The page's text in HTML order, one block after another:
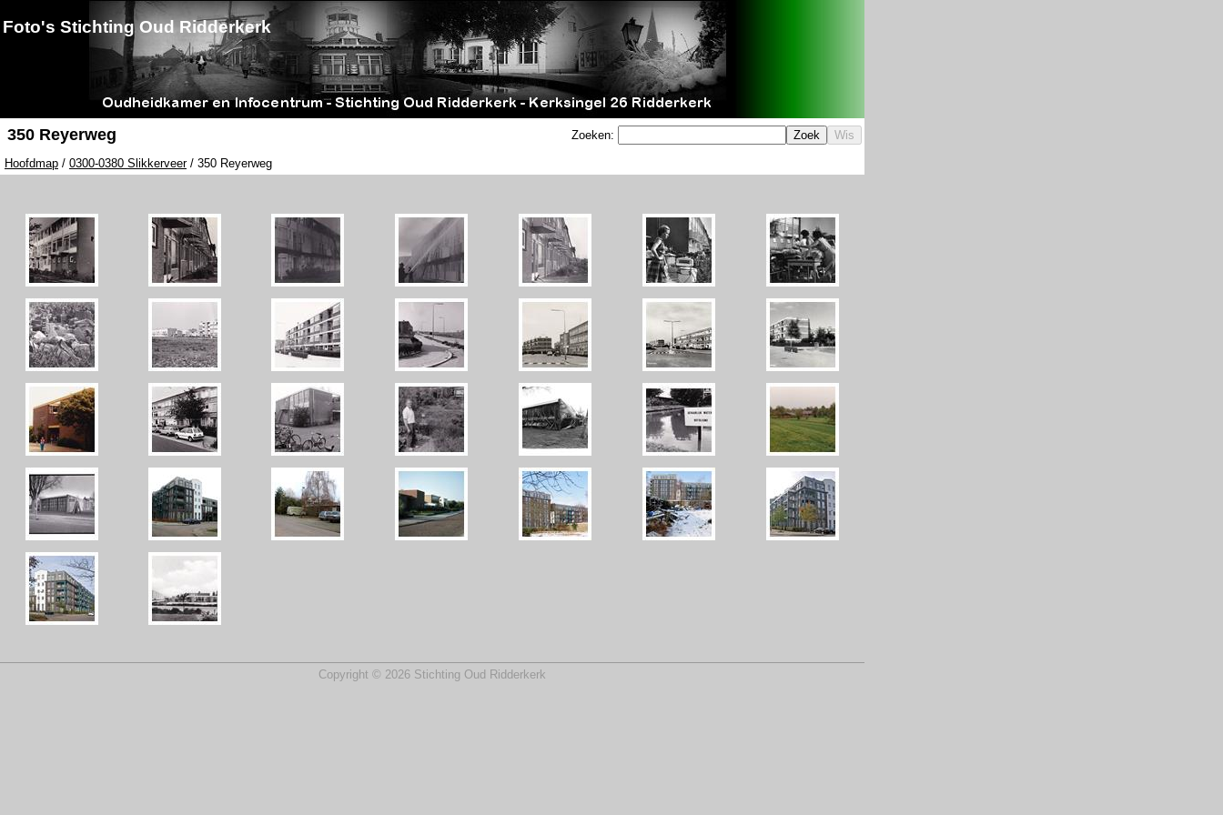
Foto's Stichting Oud Ridderkerk
350 Reyerweg Zoeken:
Hoofdmap / 0300-0380 Slikkerveer/ 350 Reyerweg
Copyright © 2026 Stichting Oud Ridderkerk